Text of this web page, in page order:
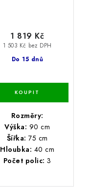
Do 15 dnů
1 503 Kč bez DPH
1 819 Kč
Rozměry:
Výška: 90 cm
Šířka: 75 cm
Hloubka: 40 cm
Počet polic: 3